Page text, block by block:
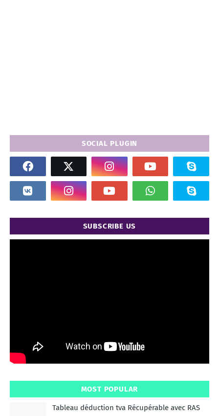
SOCIAL PLUGIN
SUBSCRIBE US
MOST POPULAR
Tableau déduction tva Récupérable avec RAS